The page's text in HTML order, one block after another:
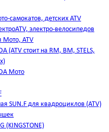
самокатов, детских ATV
электро-велосипедов
ATV
(АТV стоит на RM, BM, STELS,
Мото
SUN.F для квадроциклов (АТV)
(KINGSTONE)